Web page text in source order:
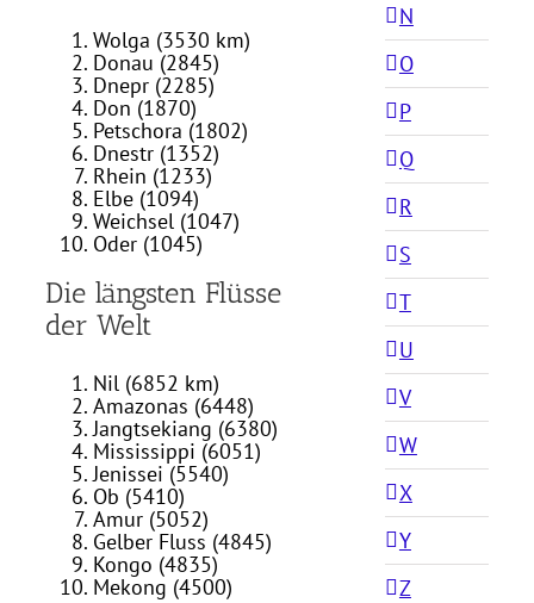
Wolga (3530 km)
Donau (2845)
Dnepr (2285)
Don (1870)
Petschora (1802)
Dnestr (1352)
Rhein (1233)
Elbe (1094)
Weichsel (1047)
Oder (1045)
Die längsten Flüsse
der Welt
Nil (6852 km)
Amazonas (6448)
Jangtsekiang (6380)
Mississippi (6051)
Jenissei (5540)
Ob (5410)
Amur (5052)
Gelber Fluss (4845)
Kongo (4835)
Mekong (4500)
N
O
P
Q
R
S
T
U
V
W
X
Y
Z